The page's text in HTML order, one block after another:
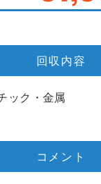
回収内容
ック・金属
コメント